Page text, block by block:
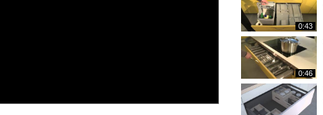
0:43
0:46